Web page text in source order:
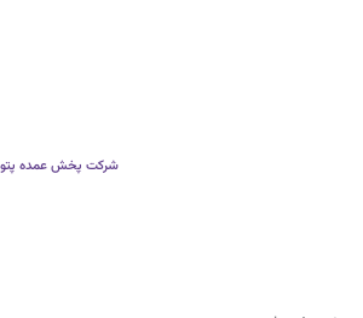
شرکت پخش عمده پتو